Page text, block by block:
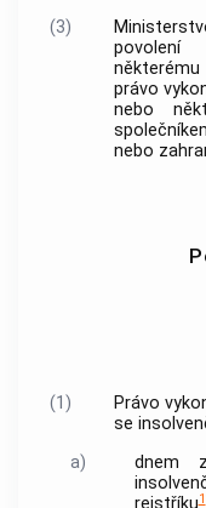
(3)
právo
nebo
nebo
(1) Právo
se
a)
dnem
1